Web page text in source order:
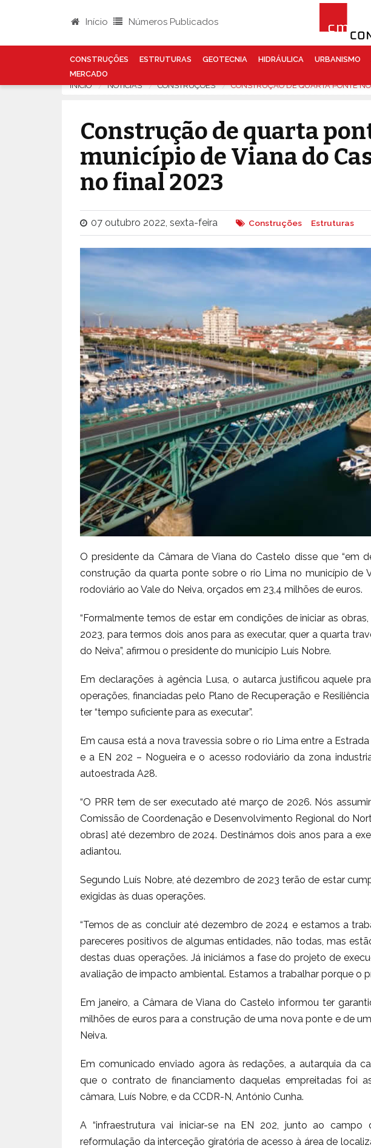
Início Números Publicados
CONSTRUÇÕES ESTRUTURAS GEOTECNIA HIDRÁULICA URBANISMO
MERCADO
INÍCIO NOTÍCIAS CONSTRUÇÕES CONSTRUÇÃO DE QUARTA PONTE
Construção de quarta
município de Viana do
no final 2023
07 outubro 2022, sexta-feira Construções Estruturas
O presidente da Câmara de Viana do Castelo disse que “em
construção da quarta ponte sobre o rio Lima no município de
rodoviário ao Vale do Neiva, orçados em 23,4 milhões de euros.
“Formalmente temos de estar em condições de iniciar as
2023, para termos dois anos para as executar, quer a quarta
do Neiva”, afirmou o presidente do município Luís Nobre.
Em declarações à agência Lusa, o autarca justificou aquele
operações, financiadas pelo Plano de Recuperação e
ter “tempo suficiente para as executar”.
Em causa está a nova travessia sobre o rio Lima entre a
e a EN 202 – Nogueira e o acesso rodoviário da zona
autoestrada A28.
“O PRR tem de ser executado até março de 2026. Nós
Comissão de Coordenação e Desenvolvimento Regional do
obras] até dezembro de 2024. Destinámos dois anos para a
adiantou.
Segundo Luís Nobre, até dezembro de 2023 terão de estar
exigidas às duas operações.
“Temos de as concluir até dezembro de 2024 e estamos a
pareceres positivos de algumas entidades, não todas, mas
destas duas operações. Já iniciámos a fase do projeto de
avaliação de impacto ambiental. Estamos a trabalhar porque o
Em janeiro, a Câmara de Viana do Castelo informou ter
milhões de euros para a construção de uma nova ponte e de
Neiva.
Em comunicado enviado agora às redações, a autarquia da
que o contrato de financiamento daquelas empreitadas foi
câmara, Luís Nobre, e da CCDR-N, António Cunha.
A “infraestrutura vai iniciar-se na EN 202, junto ao
reformulação da interceção giratória de acesso à área de